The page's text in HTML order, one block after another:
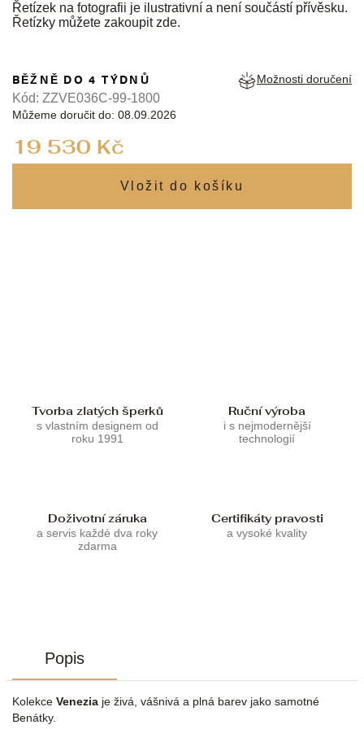
Řetízek na fotografii je ilustrativní a není součástí přívěsku.
Řetízky můžete zakoupitzde.
19 530 Kč
BĚŽNĚ DO 4 TÝDNŮ
Můžeme doručit do: 08.09.2026
Možnosti doručení
Kód: ZZVE036C-99-1800
Tvorba zlatých šperků
s vlastním designem od
roku 1991
Ruční výroba
i s nejmodernější
technologií
Doživotní záruka
a servis každé dva roky
zdarma
Certifikáty pravosti
a vysoké kvality
Popis
Kolekce Venezia je živá, vášnivá a plná barev jako samotné
Benátky.